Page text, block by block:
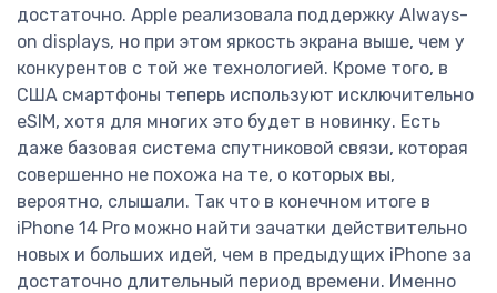
достаточно. Apple реализовала поддержку Always-
on displays, но при этом яркость экрана выше, чем у
конкурентов с той же технологией. Кроме того, в
США смартфоны теперь используют исключительно
eSIM, хотя для многих это будет в новинку. Есть
даже базовая система спутниковой связи, которая
совершенно не похожа на те, о которых вы,
вероятно, слышали. Так что в конечном итоге в
iPhone 14 Pro можно найти зачатки действительно
новых и больших идей, чем в предыдущих iPhone за
достаточно длительный период времени. Именно